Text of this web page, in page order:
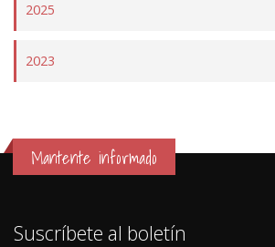
2025
2023
Mantente informado
Suscríbete al boletín